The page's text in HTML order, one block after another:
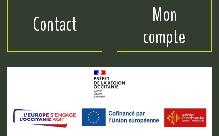
Contact
Mon
compte